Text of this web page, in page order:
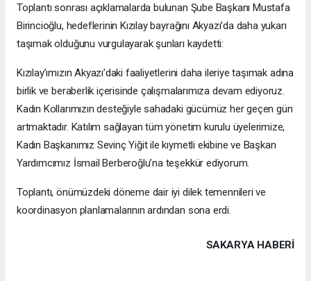
Toplantı sonrası açıklamalarda bulunan Şube Başkanı Mustafa
Birincioğlu, hedeflerinin Kızılay bayrağını Akyazı’da daha yukarı
taşımak olduğunu vurgulayarak şunları kaydetti:
​Kızılay’ımızın Akyazı’daki faaliyetlerini daha ileriye taşımak adına
birlik ve beraberlik içerisinde çalışmalarımıza devam ediyoruz.
Kadın Kollarımızın desteğiyle sahadaki gücümüz her geçen gün
artmaktadır. Katılım sağlayan tüm yönetim kurulu üyelerimize,
Kadın Başkanımız Sevinç Yiğit ile kıymetli ekibine ve Başkan
Yardımcımız İsmail Berberoğlu’na teşekkür ediyorum.
​Toplantı, önümüzdeki döneme dair iyi dilek temennileri ve
koordinasyon planlamalarının ardından sona erdi.
SAKARYA HABERİ